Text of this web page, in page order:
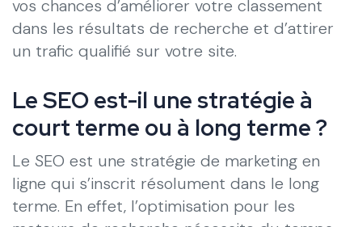
vos chances d’améliorer votre classement
dans les résultats de recherche et d’attirer
un trafic qualifié sur votre site.
Le SEO est-il une stratégie à
court terme ou à long terme ?
Le SEO est une stratégie de marketing en
ligne qui s’inscrit résolument dans le long
terme. En effet, l’optimisation pour les